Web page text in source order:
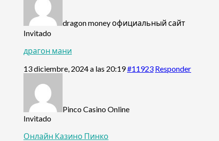
dragon money официальный сайт
Invitado
драгон мани
13 diciembre, 2024 a las 20:19#11923 Responder
Pinco Casino Online
Invitado
Онлайн Казино Пинко